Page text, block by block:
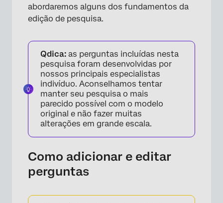
abordaremos alguns dos fundamentos da
edição de pesquisa.
Qdica: as perguntas incluídas nesta
pesquisa foram desenvolvidas por
nossos principais especialistas
indivíduo. Aconselhamos tentar
manter seu pesquisa o mais
parecido possível com o modelo
original e não fazer muitas
alterações em grande escala.
Como adicionar e editar
perguntas